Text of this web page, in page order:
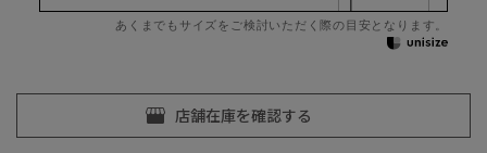
あくまでもサイズをご検討いただく際の目安となります。